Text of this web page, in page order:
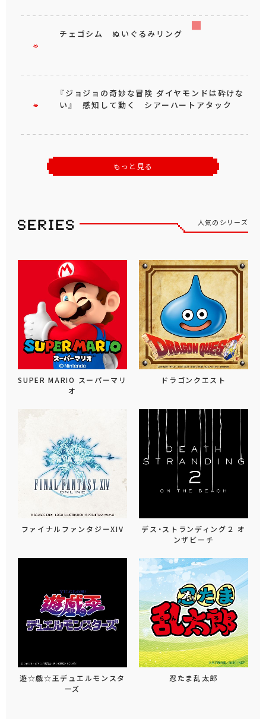
チェゴシム ぬいぐるみリング
『ジョジョの奇妙な冒険 ダイヤモンドは砕けな
い』 感知して動く シアーハートアタック
もっと見る
人気のシリーズ
SUPER MARIO スーパーマリ
オ
ドラゴンクエスト
ファイナルファンタジーXIV
デス・ストランディング２ オ
ンザビーチ
遊☆戯☆王デュエルモンスタ
ーズ
忍たま乱太郎